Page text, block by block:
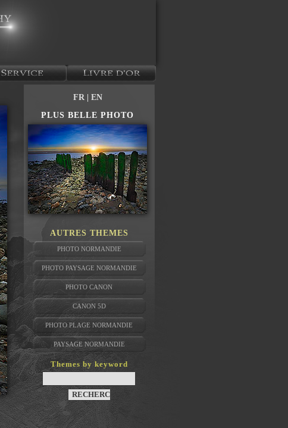
FR
| EN
PLUS BELLE PHOTO
AUTRES THEMES
PHOTO NORMANDIE
PHOTO PAYSAGE NORMANDIE
PHOTO CANON
CANON 5D
PHOTO PLAGE NORMANDIE
PAYSAGE NORMANDIE
Themes by keyword